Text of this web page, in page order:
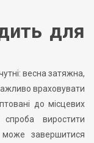
для
весна затяжна,
враховувати
до місцевих
виростити
може завершитися